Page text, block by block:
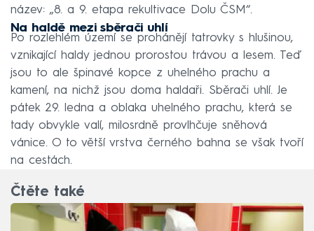
název: „8. a 9. etapa rekultivace Dolu ČSM“.
Na haldě mezi sběrači uhlí
Po rozlehlém území se prohánějí tatrovky s hlušinou,
vznikající haldy jednou prorostou trávou a lesem. Teď
jsou to ale špinavé kopce z uhelného prachu a
kamení, na nichž jsou doma haldaři. Sběrači uhlí. Je
pátek 29. ledna a oblaka uhelného prachu, která se
tady obvykle valí, milosrdně provlhčuje sněhová
vánice. O to větší vrstva černého bahna se však tvoří
na cestách.
Čtěte také